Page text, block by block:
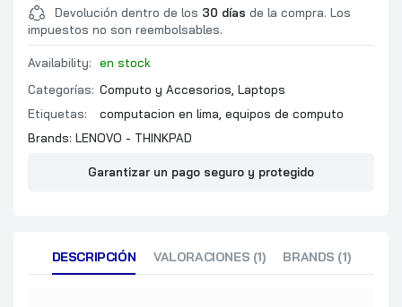
NUMERO DE RANURAS
ALMACENAMIENTO
1 TB
TIPO
COMENTARIOS
CHIPSET
CAPACIDAD
Devolución dentro de los 30 días de la compra. Los
impuestos no son reembolsables.
Availability:
en stock
Categorías: Computo y Accesorios Laptops
Etiquetas:
computacion en lima equipos de computo
Brands: LENOVO - THINKPAD
Garantizar un pago seguro y protegido
DESCRIPCIÓN VALORACIONES (1) BRANDS (1)